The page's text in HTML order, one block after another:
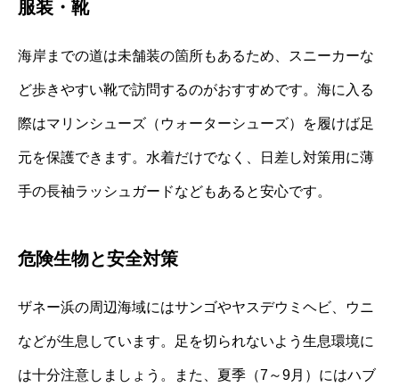
服装・靴
海岸までの道は未舗装の箇所もあるため、スニーカーな
ど歩きやすい靴で訪問するのがおすすめです。海に入る
際はマリンシューズ（ウォーターシューズ）を履けば足
元を保護できます。水着だけでなく、日差し対策用に薄
手の長袖ラッシュガードなどもあると安心です。
危険生物と安全対策
ザネー浜の周辺海域にはサンゴやヤスデウミヘビ、ウニ
などが生息しています。足を切られないよう生息環境に
は十分注意しましょう。また、夏季（7～9月）にはハブ